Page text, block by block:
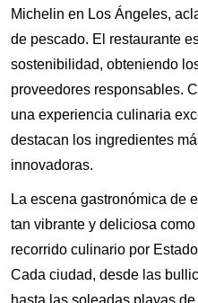
Michelin en Los Ángeles,
de pescado. El restaurante
sostenibilidad, obteniendo
proveedores responsables.
una experiencia culinaria
destacan los ingredientes
innovadoras.
La escena gastronómica de
tan vibrante y deliciosa
recorrido culinario por
Cada ciudad, desde las
hasta las soleadas playas